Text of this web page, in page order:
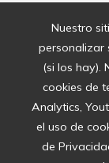
Nuestro
personalizar
(si los hay).
cookies de
Analytics,
el uso de
de
Mapa
Inicio